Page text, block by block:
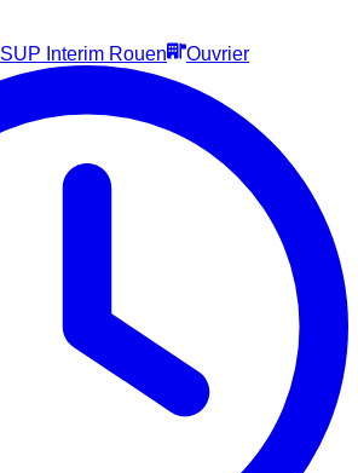
SUP Interim Rouen Ouvrier